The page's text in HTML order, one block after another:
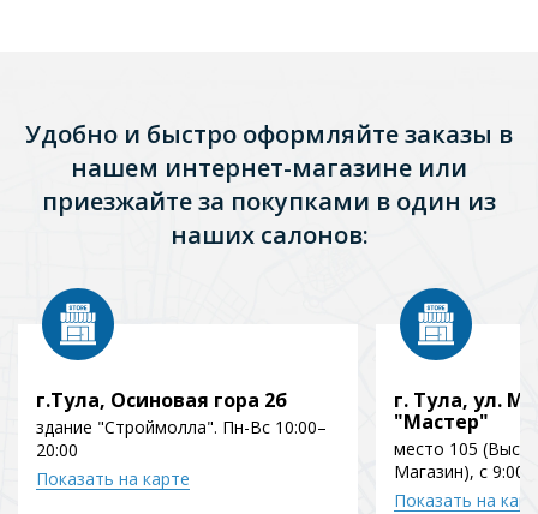
Удобно и быстро оформляйте заказы в
нашем интернет-магазине или
приезжайте за покупками в один из
наших салонов:
г.Тула, Осиновая гора 2б
здание "Строймолла". Пн-Вс 10:00–
20:00
Показать на карте
г. Тула, ул.
"Мастер"
место 105
Магазин), с 9:00
Показать на